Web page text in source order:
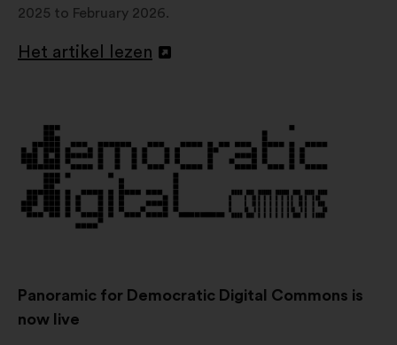
2025 to February 2026.
Het artikel lezen
Openen
nieuw
tabblad
Panoramic for Democratic Digital Commons is
now live